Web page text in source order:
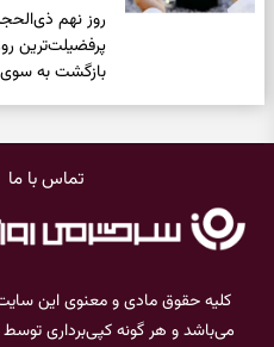
روز نهم
پرفضیلت‌ترین
بازگشت به
تماس با ما
کلیه حقوق مادی و معنوی این
می‌باشد و هر گونه کپی‌برداری